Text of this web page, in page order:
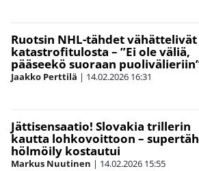
Ruotsin NHL-tähdet vähättelivät
katastrofitulosta – ”Ei ole väliä,
pääseekö suoraan
Jaakko Perttilä | 14.02.2026 16:31
Jättisensaatio! Slovakia trillerin
kautta lohkovoittoon –
hölmöily kostautui
Markus Nuutinen | 14.02.2026 15:55